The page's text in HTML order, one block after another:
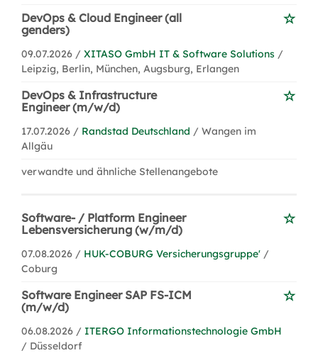
DevOps & Cloud Engineer (all
genders)
09.07.2026 / XITASO GmbH IT & Software Solutions /
Leipzig, Berlin, München, Augsburg, Erlangen
DevOps & Infrastructure
Engineer (m/w/d)
17.07.2026 / Randstad Deutschland / Wangen im
Allgäu
verwandte und ähnliche Stellenangebote
Software- / Platform Engineer
Lebensversicherung (w/m/d)
07.08.2026 / HUK-COBURG Versicherungsgruppe' /
Coburg
Software Engineer SAP FS-ICM
(m/w/d)
06.08.2026 / ITERGO Informationstechnologie GmbH
/ Düsseldorf